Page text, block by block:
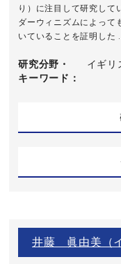
り）に注目して研究して
ダーウィニズムによって
いていることを証明した
研究分野・
キーワード
イギリ
井藤 眞由美（